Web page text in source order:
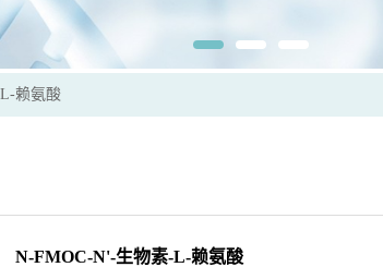
赖氨酸
N-FMOC-N'-生物素-L-赖氨酸